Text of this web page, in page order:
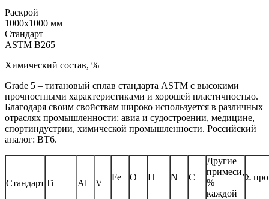
Раскрой
1000x1000 мм
Стандарт
ASTM B265
Химический состав, %
Grade 5 – титановый сплав стандарта ASTM с высокими
прочностными характеристиками и хорошей пластичностью.
Благодаря своим свойствам широко используется в различных
отраслях промышленности: авиа и судостроении, медицине,
спортиндустрии, химической промышленности. Российский
аналог: ВТ6.
СтандартTi Al V
Fe O H N C
Другие
примеси,
%
каждой
Σ